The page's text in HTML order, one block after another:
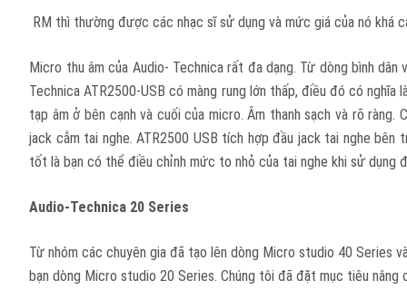
RM thì thường được các nhạc sĩ sử dụng và mức giá của nó khá
Micro thu âm của Audio- Technica rất đa dạng. Từ dòng bình dân
Technica ATR2500-USB có màng rung lớn thấp, điều đó có
tạp âm ở bên cạnh và cuối của micro. Âm thanh sạch và rõ
jack cắm tai nghe. ATR2500 USB tích hợp đầu jack tai nghe
tốt là bạn có thể điều chỉnh mức to nhỏ của tai nghe khi sử dụng
Audio-Technica 20 Series
Từ nhóm các chuyên gia đã tạo lên dòng Micro studio 40 Series
bạn dòng Micro studio 20 Series. Chúng tôi đã đặt mục tiêu